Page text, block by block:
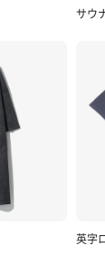
サウ
英字